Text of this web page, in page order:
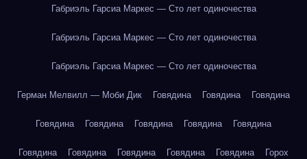
Габриэль Гарсиа Маркес — Сто лет одиночества
Габриэль Гарсиа Маркес — Сто лет одиночества
Габриэль Гарсиа Маркес — Сто лет одиночества
Герман Мелвилл — Моби Дик Говядина Говядина Говядина
Говядина Говядина Говядина Говядина Говядина
Говядина Говядина Говядина Говядина Говядина Горох